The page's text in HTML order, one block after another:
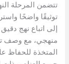
تتضمن المرحلة
إلى اتباع نهج
منهجي، مع وصف
المتخذة للحفاظ